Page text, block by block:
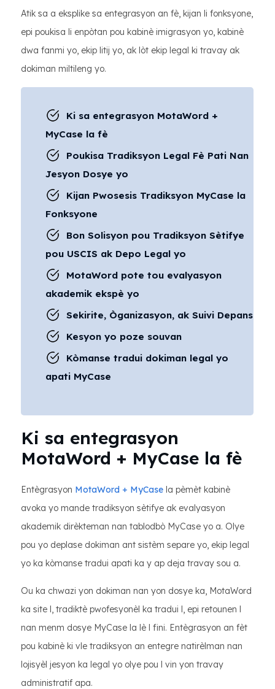
Atik sa a eksplike sa entegrasyon an fè, kijan li fonksyone,
epi poukisa li enpòtan pou kabinè imigrasyon yo, kabinè
dwa fanmi yo, ekip litij yo, ak lòt ekip legal ki travay ak
dokiman miltileng yo.
Ki sa entegrasyon MotaWord +
MyCase la fè
Poukisa Tradiksyon Legal Fè Pati Nan
Jesyon Dosye yo
Kijan Pwosesis Tradiksyon MyCase la
Fonksyone
Bon Solisyon pou Tradiksyon Sètifye
pou USCIS ak Depo Legal yo
MotaWord pote tou evalyasyon
akademik ekspè yo
Sekirite, Òganizasyon, ak Suivi Depans
Kesyon yo poze souvan
Kòmanse tradui dokiman legal yo
apati MyCase
Ki sa entegrasyon
MotaWord + MyCase la fè
Entègrasyon MotaWord + MyCase la pèmèt kabinè
avoka yo mande tradiksyon sètifye ak evalyasyon
akademik dirèkteman nan tablodbò MyCase yo a. Olye
pou yo deplase dokiman ant sistèm separe yo, ekip legal
yo ka kòmanse tradui apati ka y ap deja travay sou a.
Ou ka chwazi yon dokiman nan yon dosye ka, MotaWord
ka site l, tradiktè pwofesyonèl ka tradui l, epi retounen l
nan menm dosye MyCase la lè l fini. Entègrasyon an fèt
pou kabinè ki vle tradiksyon an entegre natirèlman nan
lojisyèl jesyon ka legal yo olye pou l vin yon travay
administratif apa.